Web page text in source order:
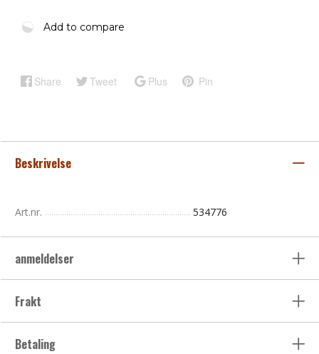
Add to compare
Share Tweet Plus Pin
Beskrivelse
Art.nr. 534776
anmeldelser
Frakt
Betaling